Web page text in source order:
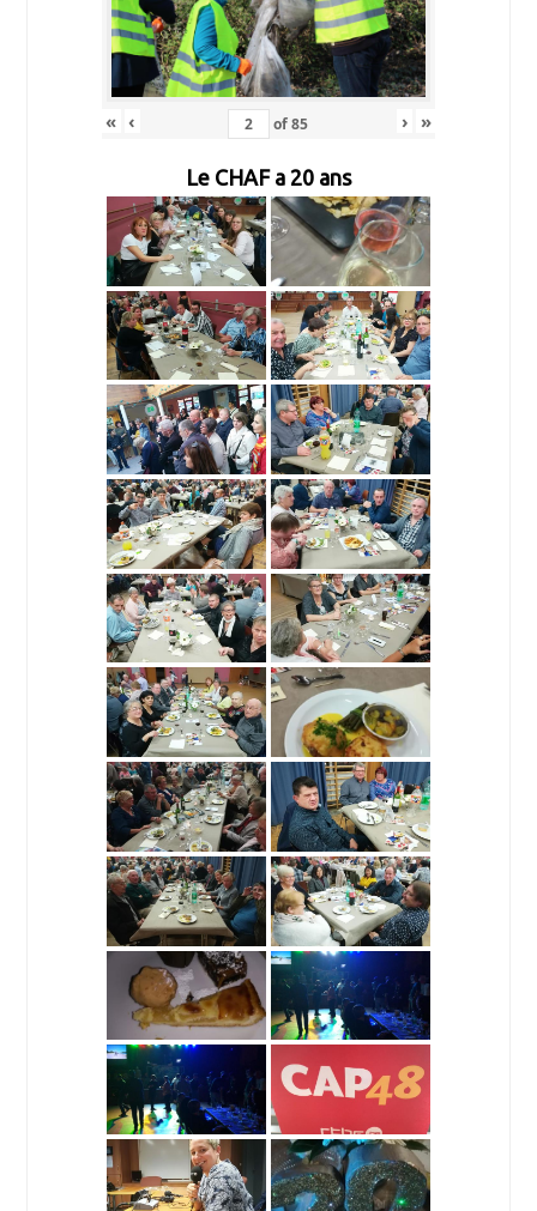
« ‹ of85 › »
Le CHAF a 20 ans